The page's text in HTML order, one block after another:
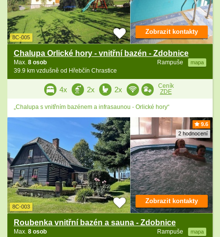
8C-005
Chalupa Orlické hory - vnitřní bazén - Zdobnice
Rampuše mapa
Max. 8 osob
39.9 km vzdušně od Hřebčín Chrastice
Zobrazit kontakty
4x 2x 2x
Ceník
ZDE
„Chalupa s vnitřním bazénem a infrasaunou - Orlické hory“
9.6
2 hodnocení
8C-003
Roubenka vnitřní bazén a sauna - Zdobnice
Rampuše mapa
Max. 8 osob
Zobrazit kontakty